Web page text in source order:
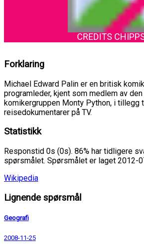
CREDITS
Forklaring
Michael Edward Palin er en britisk
programleder, kjent som medlem av
komikergruppen Monty Python, i tillegg
reisedokumentarer på TV.
Statistikk
Responstid 0s (0s). 86% har tidligere
spørsmålet. Spørsmålet er laget 2012-
Wikipedia
Lignende spørsmål
Geografi
2008-11-25